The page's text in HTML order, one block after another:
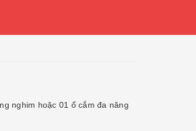
nghim hoặc 01 ổ cắm đa năng